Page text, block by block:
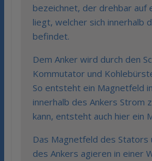
bezeichnet, der drehbar auf
liegt, welcher sich innerhalb
befindet.
Dem Anker wird durch den
Kommutator und
So entsteht ein Magnetfeld
innerhalb des Ankers Strom
kann, entsteht auch hier ein
Das Magnetfeld des Stators
des Ankers agieren in einer